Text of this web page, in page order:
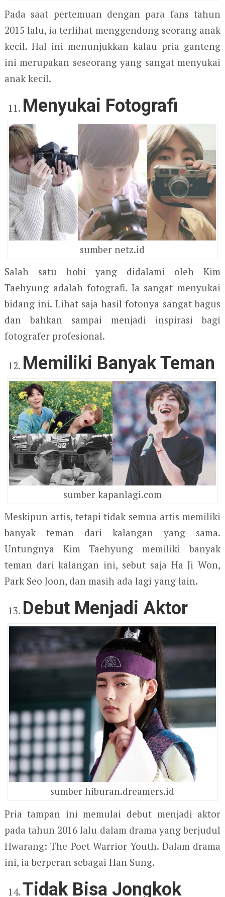
Pada saat pertemuan dengan para fans tahun
2015 lalu, ia terlihat menggendong seorang anak
kecil. Hal ini menunjukkan kalau pria ganteng
ini merupakan seseorang yang sangat menyukai
anak kecil.
Menyukai Fotografi
sumber netz.id
Salah satu hobi yang didalami oleh Kim
Taehyung adalah fotografi. Ia sangat menyukai
bidang ini. Lihat saja hasil fotonya sangat bagus
dan bahkan sampai menjadi inspirasi bagi
fotografer profesional.
Memiliki Banyak Teman
sumber kapanlagi.com
Meskipun artis, tetapi tidak semua artis memiliki
banyak teman dari kalangan yang sama.
Untungnya Kim Taehyung memiliki banyak
teman dari kalangan ini, sebut saja Ha Ji Won,
Park Seo Joon, dan masih ada lagi yang lain.
Debut Menjadi Aktor
sumber hiburan.dreamers.id
Pria tampan ini memulai debut menjadi aktor
pada tahun 2016 lalu dalam drama yang berjudul
Hwarang: The Poet Warrior Youth. Dalam drama
ini, ia berperan sebagai Han Sung.
Tidak Bisa Jongkok